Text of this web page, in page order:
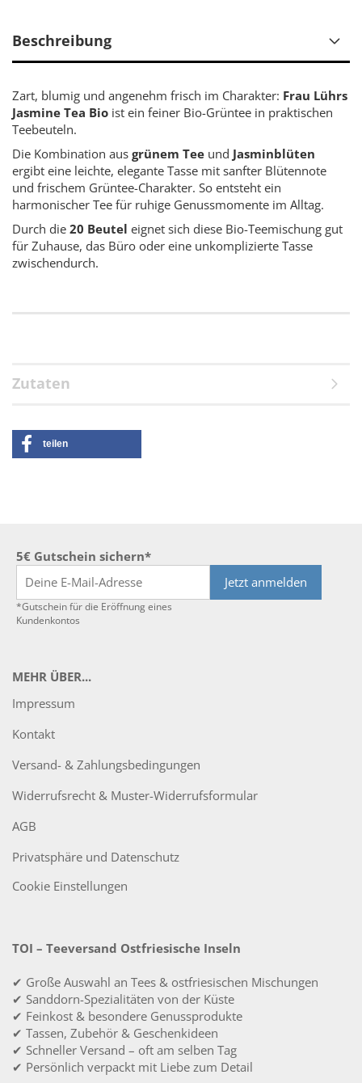
Beschreibung
Zart, blumig und angenehm frisch im Charakter: Frau Lührs
Jasmine Tea Bio ist ein feiner Bio-Grüntee in praktischen
Teebeuteln.
Die Kombination aus grünem Tee und Jasminblüten
ergibt eine leichte, elegante Tasse mit sanfter Blütennote
und frischem Grüntee-Charakter. So entsteht ein
harmonischer Tee für ruhige Genussmomente im Alltag.
Durch die 20 Beutel eignet sich diese Bio-Teemischung gut
für Zuhause, das Büro oder eine unkomplizierte Tasse
zwischendurch.
Zutaten
teilen
5€ Gutschein sichern*
Jetzt anmelden
*Gutschein für die Eröffnung eines
Kundenkontos
MEHR ÜBER...
Impressum
Kontakt
Versand- & Zahlungsbedingungen
Widerrufsrecht & Muster-Widerrufsformular
AGB
Privatsphäre und Datenschutz
Cookie Einstellungen
TOI – Teeversand Ostfriesische Inseln
✔ Große Auswahl an Tees & ostfriesischen Mischungen
✔ Sanddorn-Spezialitäten von der Küste
✔ Feinkost & besondere Genussprodukte
✔ Tassen, Zubehör & Geschenkideen
✔ Schneller Versand – oft am selben Tag
✔ Persönlich verpackt mit Liebe zum Detail